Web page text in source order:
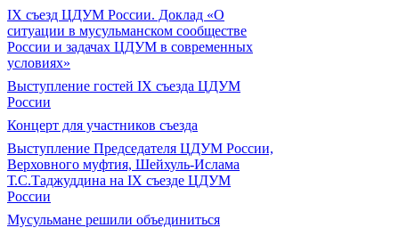
IX съезд ЦДУМ России. Доклад «О
ситуации в мусульманском сообществе
России и задачах ЦДУМ в современных
условиях»
Выступление гостей IX съезда ЦДУМ
России
Концерт для участников съезда
Выступление Председателя ЦДУМ России,
Верховного муфтия, Шейхуль-Ислама
Т.С.Таджуддина на IX съезде ЦДУМ
России
Мусульмане решили объединиться